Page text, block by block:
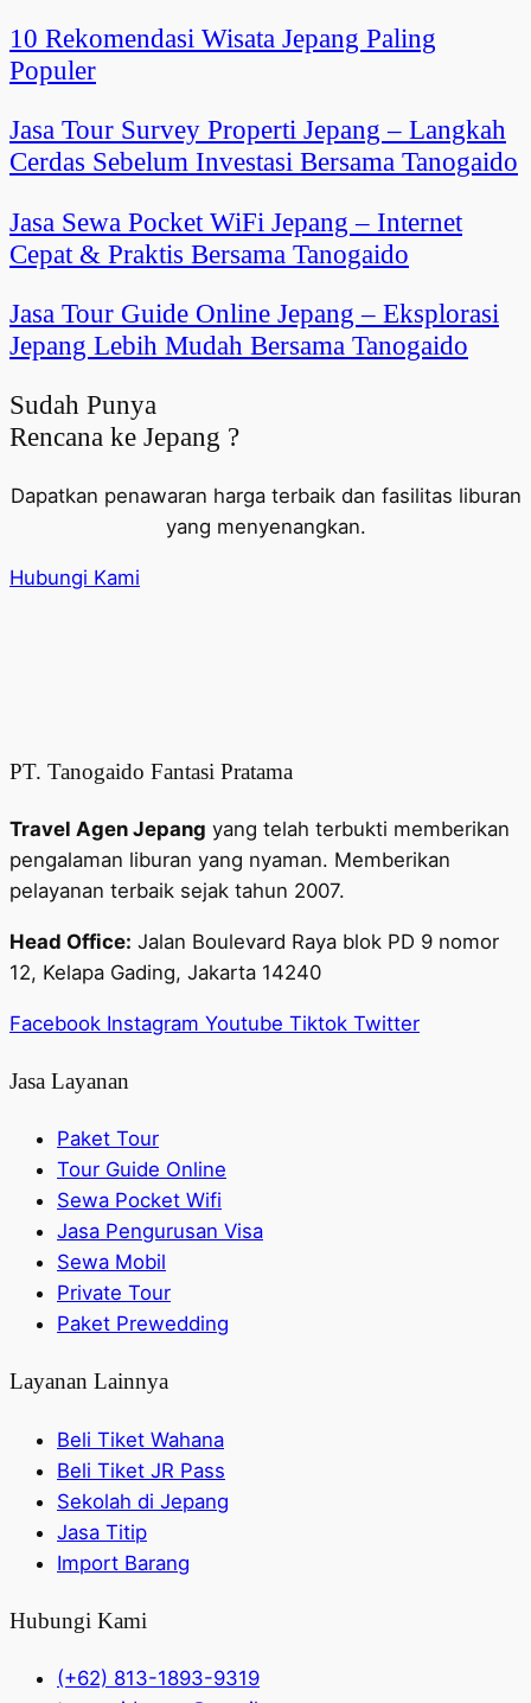
10 Rekomendasi Wisata Jepang Paling
Populer
Jasa Tour Survey Properti Jepang – Langkah
Cerdas Sebelum Investasi Bersama Tanogaido
Jasa Sewa Pocket WiFi Jepang – Internet
Cepat & Praktis Bersama Tanogaido
Jasa Tour Guide Online Jepang – Eksplorasi
Jepang Lebih Mudah Bersama Tanogaido
Sudah Punya
Rencana ke Jepang ?
Dapatkan penawaran harga terbaik dan fasilitas liburan
yang menyenangkan.
Hubungi Kami
PT. Tanogaido Fantasi Pratama
Travel Agen Jepang yang telah terbukti memberikan
pengalaman liburan yang nyaman. Memberikan
pelayanan terbaik sejak tahun 2007.
Head Office: Jalan Boulevard Raya blok PD 9 nomor
12, Kelapa Gading, Jakarta 14240
Facebook Instagram Youtube Tiktok Twitter
Jasa Layanan
Paket Tour
Tour Guide Online
Sewa Pocket Wifi
Jasa Pengurusan Visa
Sewa Mobil
Private Tour
Paket Prewedding
Layanan Lainnya
Beli Tiket Wahana
Beli Tiket JR Pass
Sekolah di Jepang
Jasa Titip
Import Barang
Hubungi Kami
(+62) 813-1893-9319